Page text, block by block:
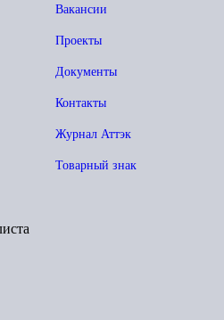
Вакансии
Проекты
Документы
Контакты
Журнал Аттэк
Товарный знак